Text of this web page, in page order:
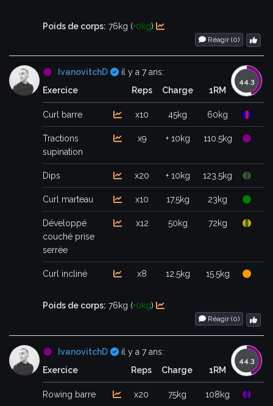
Poids de corps: 76kg (+0kg)
Réagir (0)
IvanovitchD Certifié
il y a 7 ans:
Exercice
Reps Charge 1RM
Curl barre x10 45kg 60kg
Tractions
supination
x9 + 10kg 110.5kg
Dips x20 + 10kg 123.5kg
Curl marteau x10 17.5kg 23kg
Développé
couché prise
serrée
x12 50kg 72kg
Curl incliné x8 12.5kg 15.5kg
Poids de corps: 76kg (+0kg)
Réagir (0)
IvanovitchD Certifié
il y a 7 ans:
Exercice
Reps Charge 1RM
Rowing barre x20 75kg 108kg